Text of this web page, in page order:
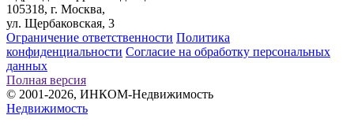
105318, г. Москва,
ул. Щербаковская, 3
Ограничение ответственности Политика
конфиденциальности Согласие на обработку персональных
данных
Полная версия
© 2001-2026, ИНКОМ-Недвижимость
Недвижимость